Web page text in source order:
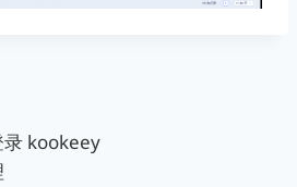
kookeey